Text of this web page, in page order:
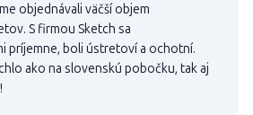
objednávali väčší objem
S firmou Sketch sa
príjemne, boli ústretoví a ochotní.
ako na slovenskú pobočku, tak aj